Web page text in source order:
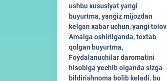
ushbu xususiyat yangi
buyurtma, yangiz mijozdan
kelgan xabar uchun, yangi tolov
Amalga oshirilganda, toxtab
qolgan buyurtma,
Foydalanuchilar daromatini
hisobiga yechib olganda sizga
bildirishnoma bolib keladi. bu